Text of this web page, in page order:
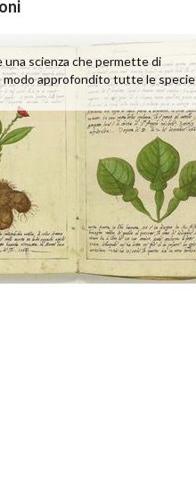
una scienza che permette di
modo approfondito tutte le specie